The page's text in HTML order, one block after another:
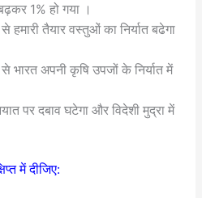
बढ़कर 1% हो गया ।
तैयार वस्तुओं का निर्यात बढेगा
अपनी कृषि उपजों के निर्यात में
पर दबाव घटेगा और विदेशी मुद्रा में
में दीजिए: